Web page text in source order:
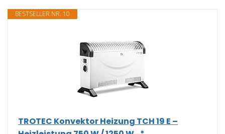
BESTSELLER NR. 10
TROTEC Konvektor Heizung TCH 19 E –